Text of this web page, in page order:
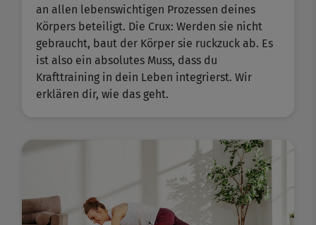
an allen lebenswichtigen Prozessen deines
Körpers beteiligt. Die Crux: Werden sie nicht
gebraucht, baut der Körper sie ruckzuck ab. Es
ist also ein absolutes Muss, dass du
Krafttraining in dein Leben integrierst. Wir
erklären dir, wie das geht.